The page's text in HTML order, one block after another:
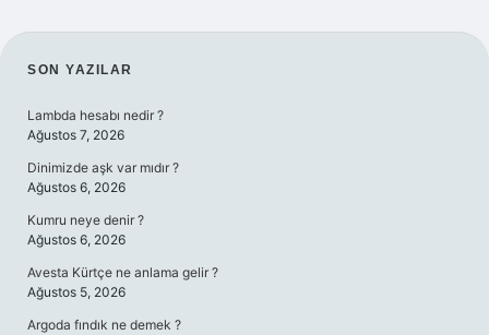
SIDEBAR
SON YAZILAR
Lambda hesabı nedir ?
Ağustos 7, 2026
Dinimizde aşk var mıdır ?
Ağustos 6, 2026
Kumru neye denir ?
Ağustos 6, 2026
Avesta Kürtçe ne anlama gelir ?
Ağustos 5, 2026
Argoda fındık ne demek ?